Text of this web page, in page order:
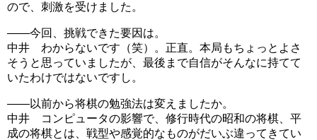
ので、刺激を受けました。
――今回、挑戦できた要因は。
中井 わからないです（笑）。正直。本局もちょっとよさ
そうと思っていましたが、最後まで自信がそんなに持てて
いたわけではないですし。
――以前から将棋の勉強法は変えましたか。
中井 コンピュータの影響で、修行時代の昭和の将棋、平
成の将棋とは、戦型や感覚的なものがだいぶ違ってきてい